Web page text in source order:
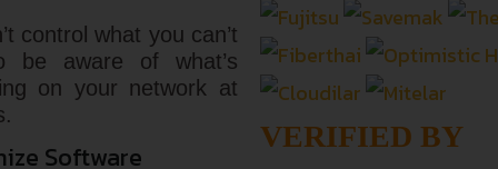
control what you can’t
be aware of what’s
on your network at
Software
VERIFIED BY